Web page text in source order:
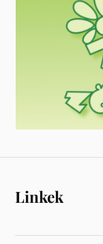
Linkek